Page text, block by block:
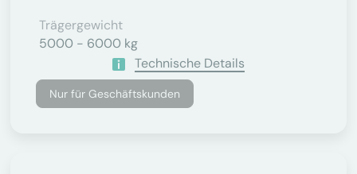
Trägergewicht
5000 - 6000 kg
Technische Details
Nur für Geschäftskunden